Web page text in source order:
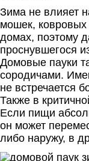
Зима не влияет
мошек,
домах, поэтому
проснувшегося
Домовые пауки
сородичами.
не встречается
Также в
Если пищи
он может
либо наружу, в